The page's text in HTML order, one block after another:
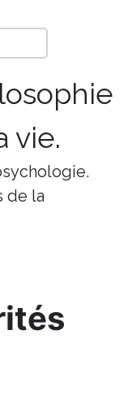
vie.
de la